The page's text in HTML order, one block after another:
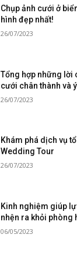
Chụp ảnh cưới ở
hình đẹp nhất!
26/07/2023
Tổng hợp những lời
cưới chân thành và
26/07/2023
Khám phá dịch vụ
Wedding Tour
26/07/2023
Kinh nghiệm giúp
nhện ra khỏi phòng
06/05/2023